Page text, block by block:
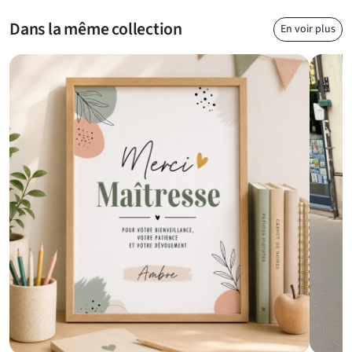
Un cadeau original et affectueux pour maîtresse adorée
Envie de faire plaisir sans tomber dans le classique bouquet de
fleurs ? Ce tote bag est la solution idéale : utile, esthétique et
rempli d’amour. Son visuel délicat et son message bienveillant
en font un présent authentique, qui restera dans le cœur de la
maîtresse bien après la dernière cloche. Expédié rapidement
depuis la France, ce sac est prêt à offrir et ravira toutes les
enseignantes qui méritent d’être mises à l’honneur.
Questions fréquentes
Dans la même collection En voir plus